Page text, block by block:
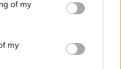
You may click to
its third-party tags to
in below Google
of my
my